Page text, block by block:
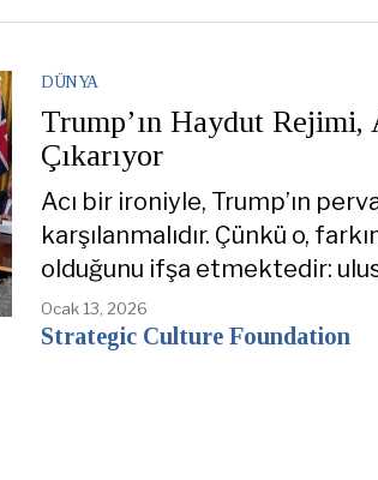
DÜNYA
Trump’ın Haydut Rejimi,
Çıkarıyor
Acı bir ironiyle, Trump’ın
karşılanmalıdır. Çünkü o,
olduğunu ifşa etmektedir:
Ocak 13, 2026
Strategic Culture Foundation